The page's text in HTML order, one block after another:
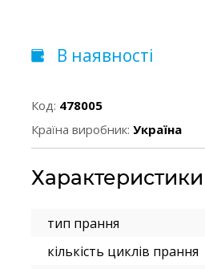
В наявності
Код: 478005
Країна виробник: Україна
Характеристики
тип прання
кількість циклів прання